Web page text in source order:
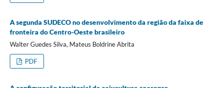
A segunda SUDECO no desenvolvimento da região da faixa de
fronteira do Centro-Oeste brasileiro
Walter Guedes Silva, Mateus Boldrine Abrita
PDF